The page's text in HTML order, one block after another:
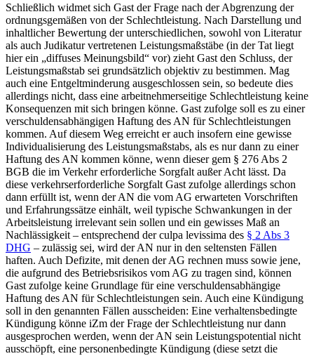
Schließlich widmet sich Gast der Frage nach der Abgrenzung der
ordnungsgemäßen von der Schlechtleistung. Nach Darstellung und
inhaltlicher Bewertung der unterschiedlichen, sowohl von Literatur
als auch Judikatur vertretenen Leistungsmaßstäbe (in der Tat liegt
hier ein „diffuses Meinungsbild“ vor) zieht Gast den Schluss, der
Leistungsmaßstab sei grundsätzlich objektiv zu bestimmen. Mag
auch eine Entgeltminderung ausgeschlossen sein, so bedeute dies
allerdings nicht, dass eine arbeitnehmerseitige Schlechtleistung keine
Konsequenzen mit sich bringen könne. Gast zufolge soll es zu einer
verschuldensabhängigen Haftung des AN für Schlechtleistungen
kommen. Auf diesem Weg erreicht er auch insofern eine gewisse
Individualisierung des Leistungsmaßstabs, als es nur dann zu einer
Haftung des AN kommen könne, wenn dieser gem § 276 Abs 2
BGB die im Verkehr erforderliche Sorgfalt außer Acht lässt. Da
diese verkehrserforderliche Sorgfalt Gast zufolge allerdings schon
dann erfüllt ist, wenn der AN die vom AG erwarteten Vorschriften
und Erfahrungssätze einhält, weil typische Schwankungen in der
Arbeitsleistung irrelevant sein sollen und ein gewisses Maß an
Nachlässigkeit – entsprechend der culpa levissima des § 2 Abs 3
DHG – zulässig sei, wird der AN nur in den seltensten Fällen
haften. Auch Defizite, mit denen der AG rechnen muss sowie jene,
die aufgrund des Betriebsrisikos vom AG zu tragen sind, können
Gast zufolge keine Grundlage für eine verschuldensabhängige
Haftung des AN für Schlechtleistungen sein. Auch eine Kündigung
soll in den genannten Fällen ausscheiden: Eine verhaltensbedingte
Kündigung könne iZm der Frage der Schlechtleistung nur dann
ausgesprochen werden, wenn der AN sein Leistungspotential nicht
ausschöpft, eine personenbedingte Kündigung (diese setzt die